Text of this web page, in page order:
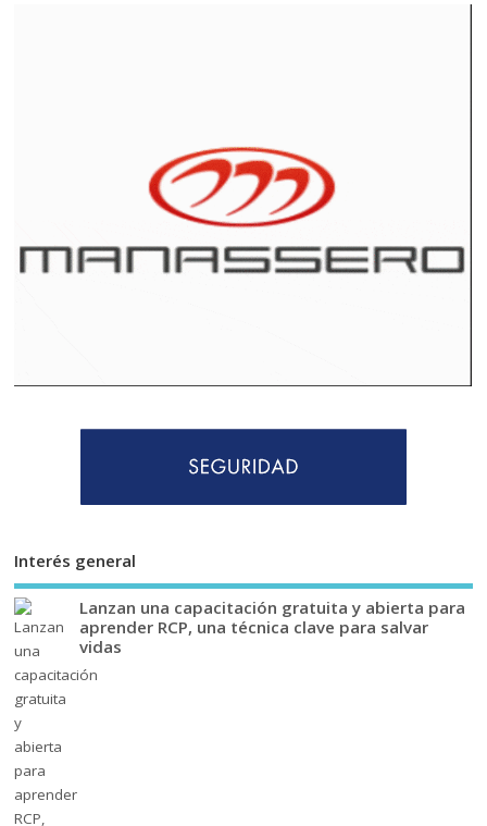
Interés general
Lanzan una capacitación gratuita y abierta para
aprender RCP, una técnica clave para salvar
vidas